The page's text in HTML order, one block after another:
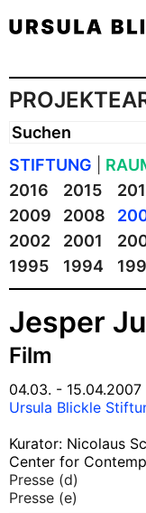
STIFTUNG
2016
2015
2009
2008
2002
2001
1995
1994
Jesper
Film
04.03. - 15.04.2007
Ursula Blickle
Kurator: Nicolaus
Center for
Presse (d)
Presse (e)